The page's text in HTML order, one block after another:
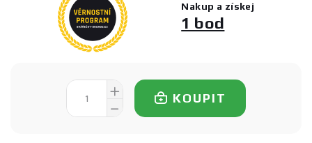
Nakup a získej
1 bod
KOUPIT